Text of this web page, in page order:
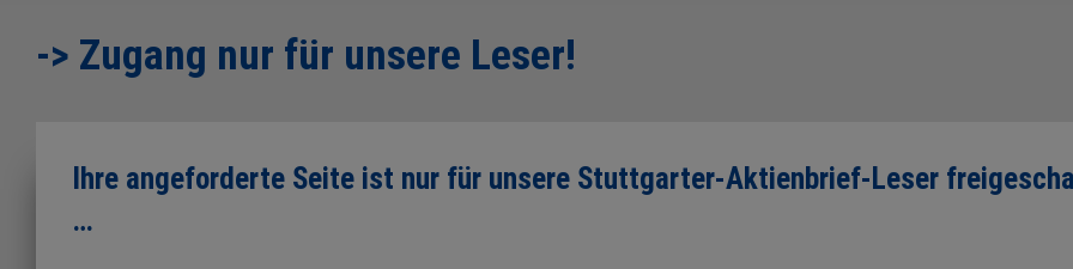
-> Zugang nur für unsere Leser!
Ihre angeforderte Seite ist nur für unsere Stuttgarter-Aktienbrief-Leser
…